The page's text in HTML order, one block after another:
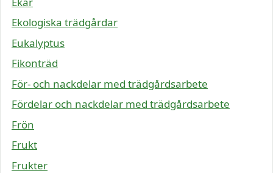
Ekologiska trädgårdar
Eukalyptus
Fikonträd
För- och nackdelar med trädgårdsarbete
Fördelar och nackdelar med trädgårdsarbete
Frön
Frukt
Frukter